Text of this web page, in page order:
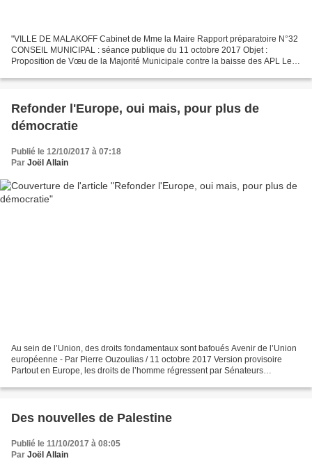
"VILLE DE MALAKOFF Cabinet de Mme la Maire Rapport préparatoire N°32
CONSEIL MUNICIPAL : séance publique du 11 octobre 2017 Objet :
Proposition de Vœu de la Majorité Municipale contre la baisse des APL Le
Refonder l'Europe, oui mais, pour plus de
démocratie
Publié le 12/10/2017 à 07:18
Par Joël Allain
Au sein de l’Union, des droits fondamentaux sont bafoués Avenir de l’Union
européenne - Par Pierre Ouzoulias / 11 octobre 2017 Version provisoire
Partout en Europe, les droits de l’homme régressent par Sénateurs
Des nouvelles de Palestine
Publié le 11/10/2017 à 08:05
Par Joël Allain